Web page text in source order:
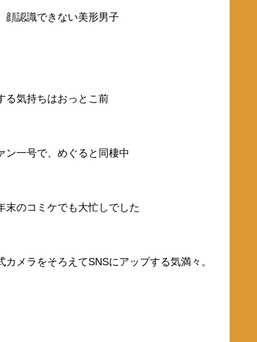
顔認識できない美形男子
る気持ちはおっとこ前
ン一号で、めぐると同棲中
末のコミケでも大忙しでした
メラをそろえてSNSにアップする気満々。